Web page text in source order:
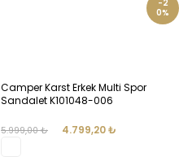
-2
0%
Camper Karst Erkek Multi Spor
Sandalet K101048-006
5.999,00₺ 4.799,20₺